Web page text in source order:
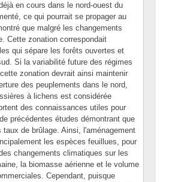
en cours dans le nord-ouest du
ce qui pourrait se propager au
que malgré les changements
Cette zonation correspondait
qui sépare les forêts ouvertes et
Si la variabilité future des régimes
zonation devrait ainsi maintenir
des peuplements dans le nord,
à lichens est considérée
des connaissances utiles pour
précédentes études démontrant que
de brûlage. Ainsi, l'aménagement
les espèces feuillues, pour
changements climatiques sur les
la biomasse aérienne et le volume
Cependant, puisque